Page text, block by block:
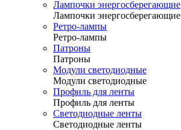
Лампочки энергосберегающие
Лампочки энергосберегающие
Ретро-лампы
Ретро-лампы
Патроны
Патроны
Модули светодиодные
Модули светодиодные
Профиль для ленты
Профиль для ленты
Светодиодные ленты
Светодиодные ленты